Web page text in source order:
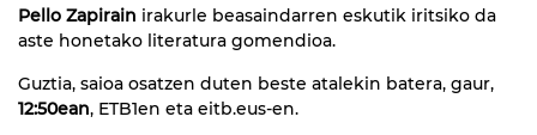
Pello Zapirain irakurle beasaindarren eskutik iritsiko da
aste honetako literatura gomendioa.
Guztia, saioa osatzen duten beste atalekin batera, gaur,
12:50ean, ETB1en eta eitb.eus-en.